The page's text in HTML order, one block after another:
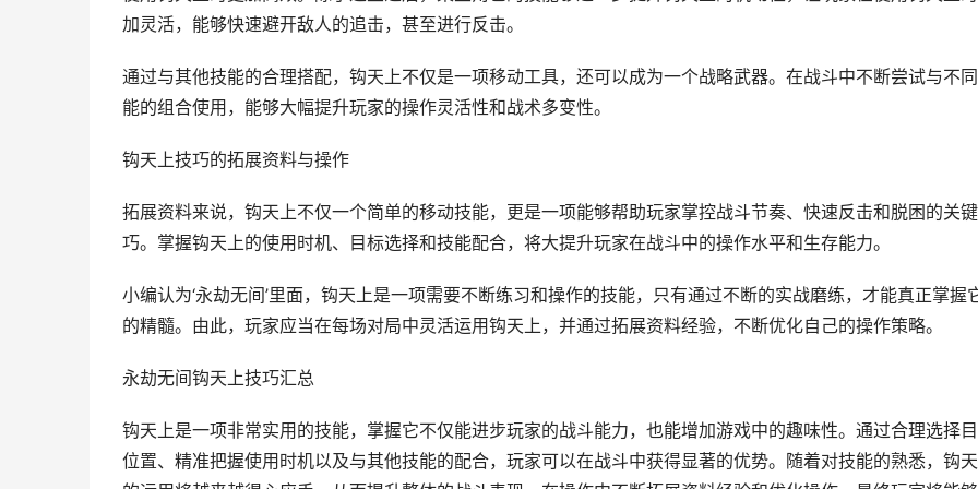
加灵活，能够快速避开敌人的追击，甚至进行反击。
通过与其他技能的合理搭配，钩天上不仅是一项移动工具，还可以成为一个战略武器。在战斗中不断尝试与不
能的组合使用，能够大幅提升玩家的操作灵活性和战术多变性。
钩天上技巧的拓展资料与操作
拓展资料来说，钩天上不仅一个简单的移动技能，更是一项能够帮助玩家掌控战斗节奏、快速反击和脱困的关
巧。掌握钩天上的使用时机、目标选择和技能配合，将大提升玩家在战斗中的操作水平和生存能力。
小编认为‘永劫无间’里面，钩天上是一项需要不断练习和操作的技能，只有通过不断的实战磨练，才能真正掌握
的精髓。由此，玩家应当在每场对局中灵活运用钩天上，并通过拓展资料经验，不断优化自己的操作策略。
永劫无间钩天上技巧汇总
钩天上是一项非常实用的技能，掌握它不仅能进步玩家的战斗能力，也能增加游戏中的趣味性。通过合理选择
位置、精准把握使用时机以及与其他技能的配合，玩家可以在战斗中获得显著的优势。随着对技能的熟悉，钩